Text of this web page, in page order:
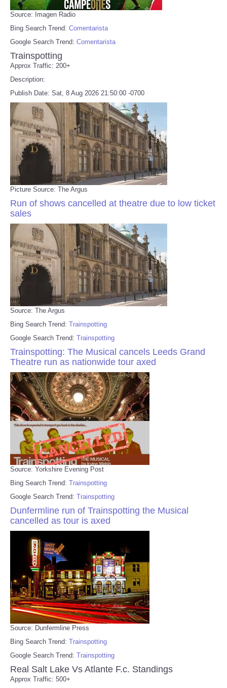
Source: Imagen Radio
Bing Search Trend: Comentarista
Google Search Trend: Comentarista
Trainspotting
Approx Traffic: 200+
Description:
Publish Date: Sat, 8 Aug 2026 21:50:00 -0700
Picture Source: The Argus
Run of shows cancelled at theatre due to low ticket
sales
Source: The Argus
Bing Search Trend: Trainspotting
Google Search Trend: Trainspotting
Trainspotting: The Musical cancels Leeds Grand
Theatre run as nationwide tour axed
Source: Yorkshire Evening Post
Bing Search Trend: Trainspotting
Google Search Trend: Trainspotting
Dunfermline run of Trainspotting the Musical
cancelled as tour is axed
Source: Dunfermline Press
Bing Search Trend: Trainspotting
Google Search Trend: Trainspotting
Real Salt Lake Vs Atlante F.c. Standings
Approx Traffic: 500+